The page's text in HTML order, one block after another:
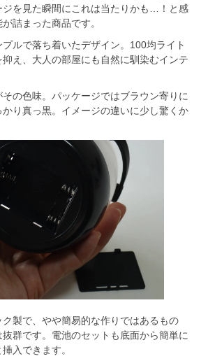
ジを見た瞬間にこれは当たりかも…！と感
詰まった商品です。
ルで落ち着いたデザイン。100均ライト
え、大人の部屋にも自然に馴染むインテ
の色味。パッケージではブラウン寄りに
り真っ黒。イメージの違いに少し驚くか
製で、やや簡易的な作りではあるもの
群です。電池のセットも底面から簡単に
入できます。